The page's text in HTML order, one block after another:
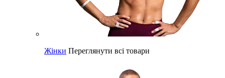
Жінки Переглянути всі товари